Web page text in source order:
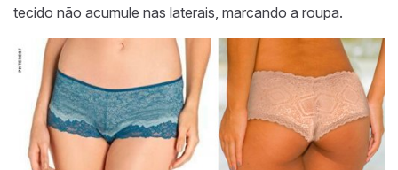
tecido não acumule nas laterais, marcando a roupa.